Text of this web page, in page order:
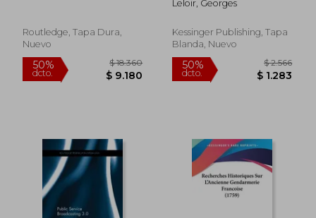
Routledge, Tapa Dura,
Nuevo
Francés)
Leloir, Georges
Kessinger Publishing, Tapa
Blanda, Nuevo